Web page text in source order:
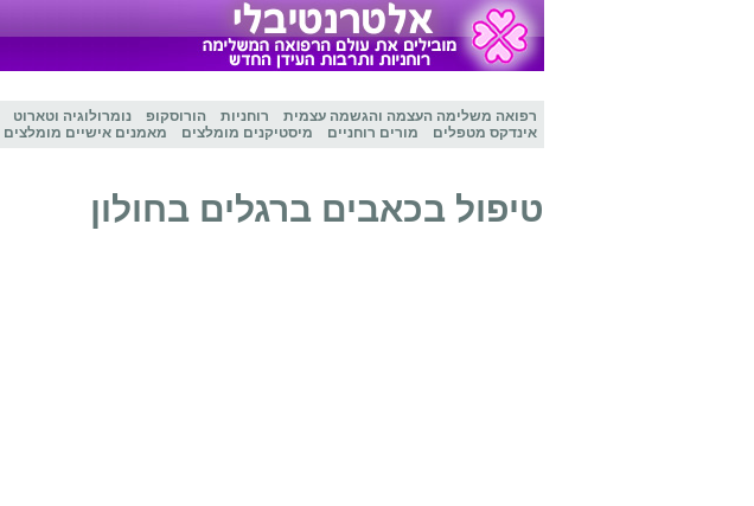
רפואה משלימה העצמה והגשמה עצמית רוחניות הורוסקופ נומרולוגיה וטארוט
אינדקס מטפלים
מורים רוחניים מיסטיקנים מומלצים מאמנים אישיים מומלצים
טיפול בכאבים ברגלים בחולון